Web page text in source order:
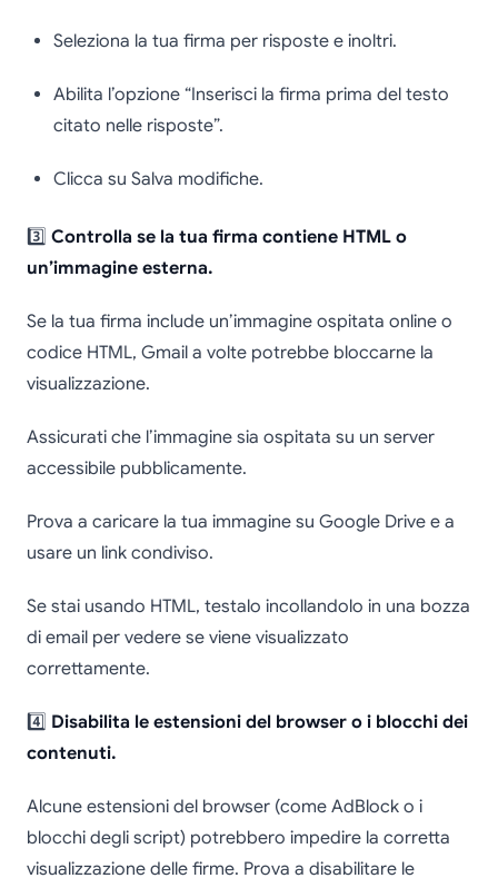
Seleziona la tua firma per risposte e inoltri.
Abilita l’opzione “Inserisci la firma prima del testo
citato nelle risposte”.
Clicca su Salva modifiche.
3️⃣ Controlla se la tua firma contiene HTML o
un’immagine esterna.
Se la tua firma include un’immagine ospitata online o
codice HTML, Gmail a volte potrebbe bloccarne la
visualizzazione.
Assicurati che l’immagine sia ospitata su un server
accessibile pubblicamente.
Prova a caricare la tua immagine su Google Drive e a
usare un link condiviso.
Se stai usando HTML, testalo incollandolo in una bozza
di email per vedere se viene visualizzato
correttamente.
4️⃣ Disabilita le estensioni del browser o i blocchi dei
contenuti.
Alcune estensioni del browser (come AdBlock o i
blocchi degli script) potrebbero impedire la corretta
visualizzazione delle firme. Prova a disabilitare le